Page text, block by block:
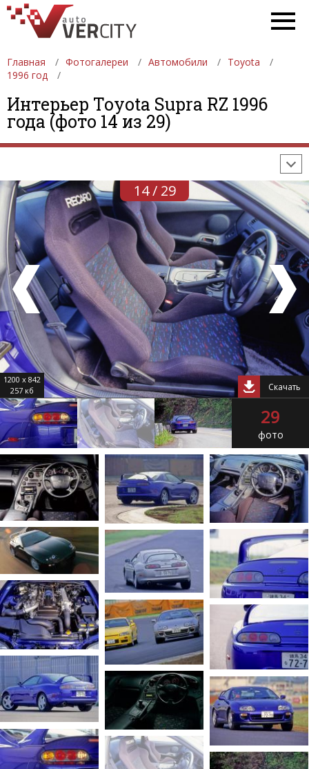
Главная Фотогалереи Автомобили
Toyota
1996 год
Интерьер Toyota Supra RZ 1996
года (фото 14 из 29)
ФОТОГАЛЕРЕИ АВТОМОБИЛИ
ДЕВУШКИ
АВТОСАЛОНЫ
ФОРМУЛА-1
14 / 29
1200 x 842
257 кб
Скачать
29
фото